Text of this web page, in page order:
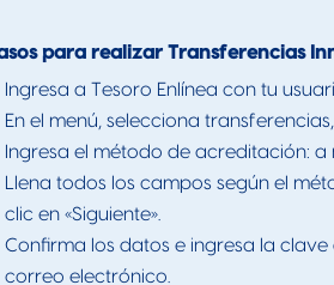
para realizar Transferencias
Ingresa a Tesoro Enlínea con tu
En el menú, selecciona
Ingresa el método de acreditación:
Llena todos los campos según el
clic en «Siguiente».
Confirma los datos e ingresa la
correo electrónico.